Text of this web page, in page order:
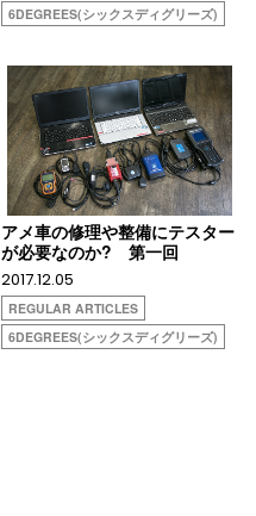
6DEGREES(シックスディグリーズ)
アメ車の修理や整備にテスター
が必要なのか? 第一回
2017.12.05
REGULAR ARTICLES
6DEGREES(シックスディグリーズ)